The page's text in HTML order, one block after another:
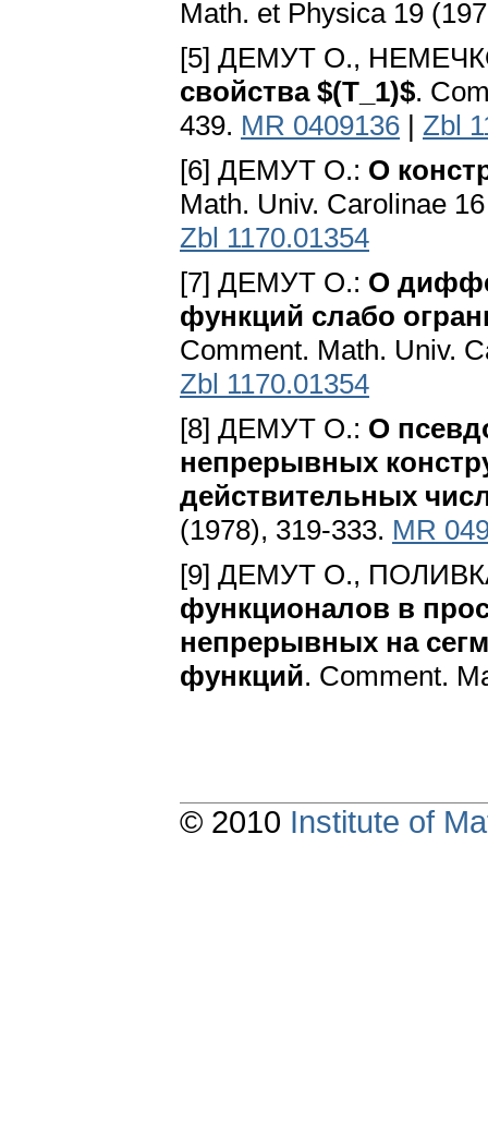
Math. et Physica 19
[5] ДЕМУТ О.,
свойства $(Т_1)$.
439. MR 0409136 | Zbl
[6] ДЕМУТ О.: О
Math. Univ. Carolinae
Zbl 1170.01354
[7] ДЕМУТ О.: О
функций слабо
Сomment. Math. Univ.
Zbl 1170.01354
[8] ДЕМУТ О.: О
непрерывных
действительных
(1978), 319-333. MR
[9] ДЕМУТ О.,
функционалов в
непрерывных на
функций. Сomment.
© 2010 Institute of